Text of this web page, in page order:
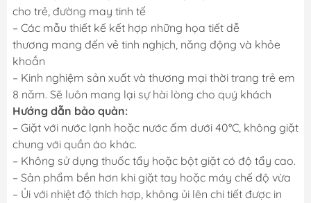
cho trẻ, đường may tinh tế
– Các mẫu thiết kế kết hợp những họa tiết dễ
thương mang đến vẻ tinh nghịch, năng động và khỏe
khoắn
– Kinh nghiệm sản xuất và thương mại thời trang trẻ em
8 năm. Sẽ luôn mang lại sự hài lòng cho quý khách
Hướng dẫn bảo quản:
– Giặt với nước lạnh hoặc nước ấm dưới 40°C, không giặt
chung với quần áo khác.
– Không sử dụng thuốc tẩy hoặc bột giặt có độ tẩy cao.
– Sản phẩm bền hơn khi giặt tay hoặc máy chế độ vừa
– Ủi với nhiệt độ thích hợp, không ủi lên chi tiết được in